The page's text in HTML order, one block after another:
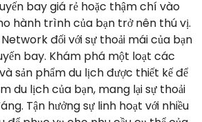
bay giá rẻ hoặc thậm chí vào
hành trình của bạn trở nên thú vị.
đối với sự thoải mái của bạn
bay. Khám phá một loạt các
sản phẩm du lịch được thiết kế để
du lịch của bạn, mang lại sự thoải
Tận hưởng sự linh hoạt với nhiều